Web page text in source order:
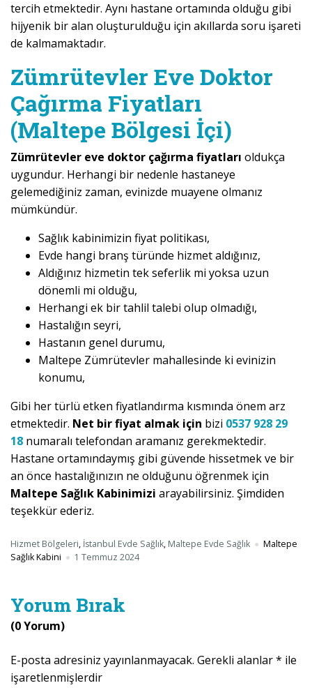
tercih etmektedir. Aynı hastane ortamında olduğu gibi
hijyenik bir alan oluşturulduğu için akıllarda soru işareti
de kalmamaktadır.
Zümrütevler Eve Doktor
Çağırma Fiyatları
(Maltepe Bölgesi İçi)
Zümrütevler eve doktor çağırma fiyatları oldukça
uygundur. Herhangi bir nedenle hastaneye
gelemediğiniz zaman, evinizde muayene olmanız
mümkündür.
Sağlık kabinimizin fiyat politikası,
Evde hangi branş türünde hizmet aldığınız,
Aldığınız hizmetin tek seferlik mi yoksa uzun
dönemli mi olduğu,
Herhangi ek bir tahlil talebi olup olmadığı,
Hastalığın seyri,
Hastanın genel durumu,
Maltepe Zümrütevler mahallesinde ki evinizin
konumu,
Gibi her türlü etken fiyatlandırma kısmında önem arz
etmektedir. Net bir fiyat almak için bizi 0537 928 29
18 numaralı telefondan aramanız gerekmektedir.
Hastane ortamındaymış gibi güvende hissetmek ve bir
an önce hastalığınızın ne olduğunu öğrenmek için
Maltepe Sağlık Kabinimizi arayabilirsiniz. Şimdiden
teşekkür ederiz.
Hizmet Bölgeleri, İstanbul Evde Sağlık, Maltepe Evde Sağlık
Maltepe
Sağlık Kabini
1 Temmuz 2024
Yorum Bırak
(0 Yorum)
E-posta adresiniz yayınlanmayacak. Gerekli alanlar* ile
işaretlenmişlerdir